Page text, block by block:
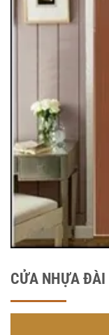
CỬA NHỰA ĐÀI